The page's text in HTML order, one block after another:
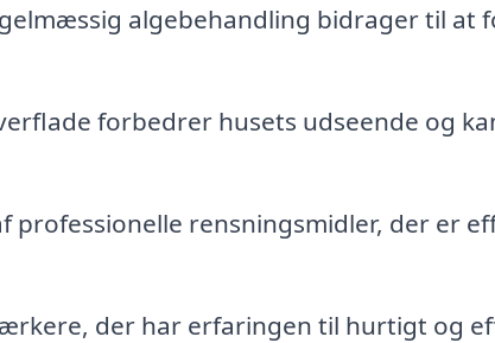
algebehandling bidrager til at
forbedrer husets udseende og
professionelle rensningsmidler, der er
der har erfaringen til hurtigt og